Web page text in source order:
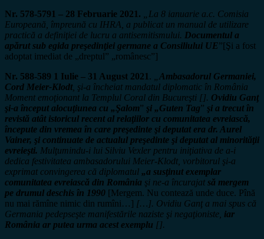
Nr. 578-5791 – 28 Februarie 2021.
„La 8 ianuarie a.c. Comisia
Europeană, împreună cu IHRA, a publicat un manual de utilizare
practică a definiţiei de lucru a antisemitismului. Documentul a
apărut sub egida preşedinţiei germane a Consiliului UE”[Şi a fost
adoptat imediat de „dreptul” „românesc”]
Nr. 588-589 1 Iulie – 31 August 2021 .
Ambasadorul Germaniei,
Cord Meier-Klodt, şi-a încheiat mandatul diplomatic în România
Moment emoţionant la Templul Coral din Bucureşti []. Ovidiu Ganţ
şi-a început alocuţiunea cu „Şalom” şi „Guten Tag” şi a trecut în
revistă atât istoricul recent al relaţiilor cu comunitatea evreiască,
începute din vremea în care preşedinte şi deputat era dr. Aurel
Vainer, şi continuate de actualul preşedinte şi deputat al minorităţii
evreieşti. Mulţumindu-i lui Silviu Vexler pentru iniţiativa de a-i
dedica festivitatea ambasadorului Meier-Klodt, vorbitorul şi-a
exprimat convingerea că diplomatul „a susţinut exemplar
comunitatea evreiască din România şi ne-a încurajat să mergem
pe drumul deschis în 1990 [Mergem. Nu contează unde duce. Pînă
nu mai rămîne nimic din rumîni…] […]. Ovidiu Ganţ a mai spus că
Germania pedepseşte manifestările naziste şi negaţioniste, iar
România ar putea urma acest exemplu [].